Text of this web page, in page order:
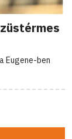
Eugene-ben